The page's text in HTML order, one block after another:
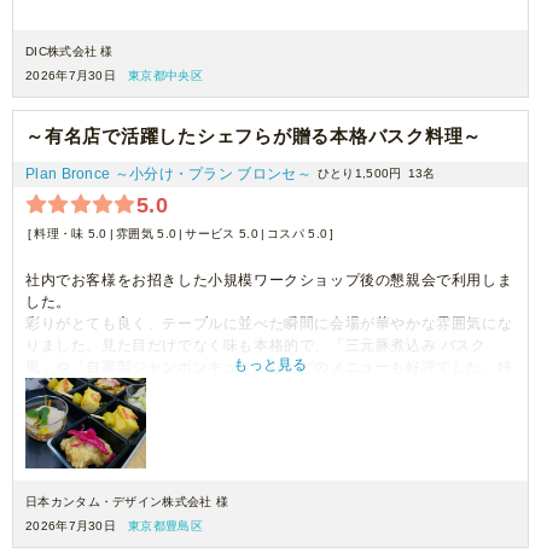
DIC株式会社 様
2026年7月30日
東京都中央区
～有名店で活躍したシェフらが贈る本格バスク料理～
Plan Bronce ～小分け・プラン ブロンセ～ ひとり1,500円 13名
5.0
料理・味 5.0 雰囲気 5.0 サービス 5.0 コスパ 5.0
社内でお客様をお招きした小規模ワークショップ後の懇親会で利用しま
した。
彩りがとても良く、テーブルに並べた瞬間に会場が華やかな雰囲気にな
りました。見た目だけでなく味も本格的で、「三元豚煮込み バスク
風」や「自家製ジャンボンキュイ」などどのメニューも好評でした。特
に2種類のご飯ものが入っているため、軽食ではなくしっかり満足感が
あり、参加者や講師の先生にも喜んでいただけました。
一人分ずつカップで提供されているので取り分けもしやすく、社内イベ
ントや懇親会にはぴったりだと思います。
いと感じました。また機会があれば利用したいです。
もっと見る
日本カンタム・デザイン株式会社 様
2026年7月30日
東京都豊島区